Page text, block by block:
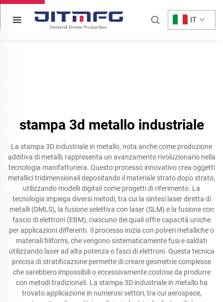
IT
stampa 3d metallo industriale
La stampa 3D industriale in metallo, nota anche come produzione
additiva di metalli, rappresenta un avanzamento rivoluzionario nella
tecnologia manifatturiera. Questo processo innovativo crea oggetti
metallici tridimensionali depositando il materiale strato dopo strato,
utilizzando modelli digitali come progetti di riferimento. La
tecnologia impiega diversi metodi, tra cui la sintesi laser diretta di
metalli (DMLS), la fusione selettiva con laser (SLM) e la fusione con
fascio di elettroni (EBM), ciascuno dei quali offre capacità uniche
per applicazioni differenti. Il processo inizia con polveri metalliche o
materiali filiformi, che vengono sistematicamente fusi e saldati
utilizzando laser ad alta potenza o fasci di elettroni. Questa tecnica
precisa di stratificazione permette di creare geometrie complesse
che sarebbero impossibili o eccessivamente costose da produrre
con metodi tradizionali. La stampa 3D industriale in metallo ha
trovato applicazione in numerosi settori, tra cui aerospace,